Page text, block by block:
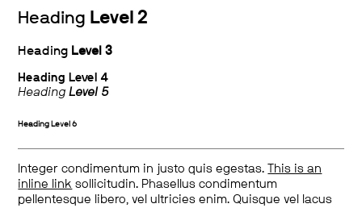
Heading Level 2
Heading Level 3
Heading Level 4
HeadingLevel 5
Heading Level 6
Integer condimentum in justo quis egestas.
This is an
inline link sollicitudin. Phasellus condimentum
pellentesque libero, vel ultricies enim. Quisque vel lacus